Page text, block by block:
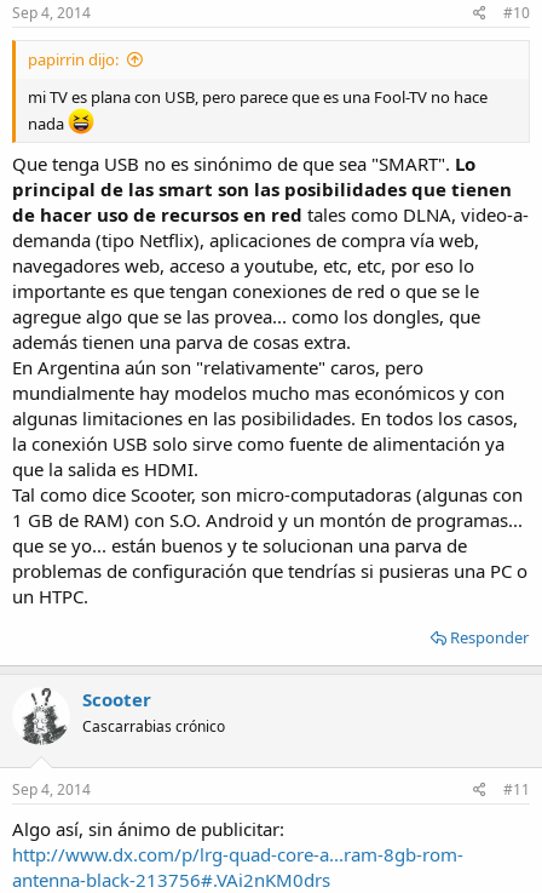
Sep 4, 2014 #10
papirrin dijo:
mi TV es plana con USB, pero parece que es una Fool-TV no hace
nada
Que tenga USB no es sinónimo de que sea "SMART". Lo
principal de las smart son las posibilidades que tienen
de hacer uso de recursos en red tales como DLNA, video-a-
demanda (tipo Netflix), aplicaciones de compra vía web,
navegadores web, acceso a youtube, etc, etc, por eso lo
importante es que tengan conexiones de red o que se le
agregue algo que se las provea... como los dongles, que
además tienen una parva de cosas extra.
En Argentina aún son "relativamente" caros, pero
mundialmente hay modelos mucho mas económicos y con
algunas limitaciones en las posibilidades. En todos los casos,
la conexión USB solo sirve como fuente de alimentación ya
que la salida es HDMI.
Tal como dice Scooter, son micro-computadoras (algunas con
1 GB de RAM) con S.O. Android y un montón de programas...
que se yo... están buenos y te solucionan una parva de
problemas de configuración que tendrías si pusieras una PC o
un HTPC.
Responder
Scooter
Cascarrabias crónico
Sep 4, 2014 #11
Algo así, sin ánimo de publicitar:
http://www.dx.com/p/lrg-quad-core-a...ram-8gb-rom-
antenna-black-213756#.VAi2nKM0drs